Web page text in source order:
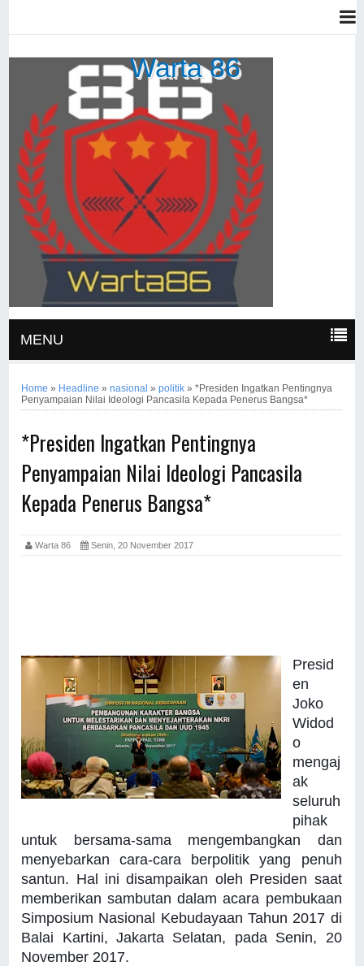
Warta 86
MENU
Home » Headline »nasional »politik »*Presiden Ingatkan Pentingnya
Penyampaian Nilai Ideologi Pancasila Kepada Penerus Bangsa*
*Presiden Ingatkan Pentingnya
Penyampaian Nilai Ideologi Pancasila
Kepada Penerus Bangsa*
Warta 86 Senin, 20 November 2017
Presid
en
Joko
Widod
o
mengaj
ak
seluruh
pihak
untuk bersama-sama mengembangkan dan
menyebarkan cara-cara berpolitik yang penuh
santun. Hal ini disampaikan oleh Presiden saat
memberikan sambutan dalam acara pembukaan
Simposium Nasional Kebudayaan Tahun 2017 di
Balai Kartini, Jakarta Selatan, pada Senin, 20
November 2017.